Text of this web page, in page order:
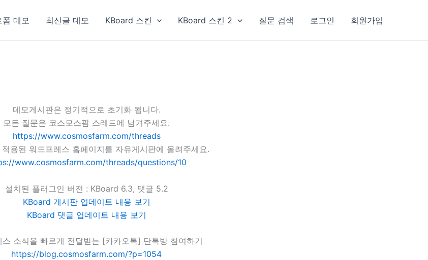
폼 데모 최신글 데모 KBoard 스킨 KBoard 스킨 2 질문 검색 로그인 회원가입
데모게시판은 정기적으로 초기화 됩니다.
모든 질문은 코스모스팜 스레드에 남겨주세요.
https://www.cosmosfarm.com/threads
용된 워드프레스 홈페이지를 자유게시판에 올려주세요.
www.cosmosfarm.com/threads/questions/10
설치된 플러그인 버전 : KBoard 6.3, 댓글 5.2
KBoard 게시판 업데이트 내용 보기
KBoard 댓글 업데이트 내용 보기
스 소식을 빠르게 전달받는 [카카오톡] 단톡방 참여하기
https://blog.cosmosfarm.com/?p=1054